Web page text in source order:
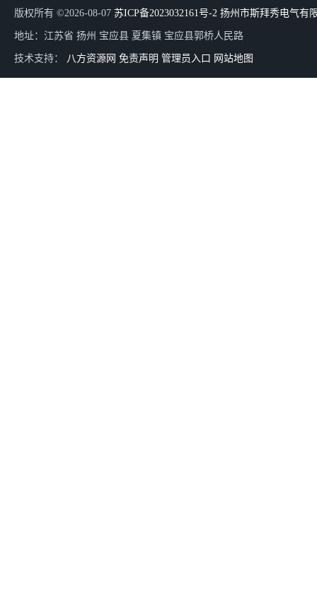
版权所有 ©2026-08-07 苏ICP备2023032161号-2 扬州市斯拜秀电气有
地址：江苏省 扬州 宝应县 夏集镇 宝应县郭桥人民路
技术支持： 八方资源网 免责声明 管理员入口 网站地图